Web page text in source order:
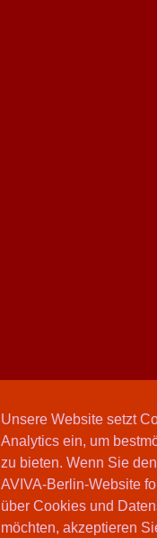
Unsere Website setzt
Analytics ein, um
zu bieten. Wenn Sie
AVIVA-Berlin-Website
über Cookies und
möchten, akzeptieren